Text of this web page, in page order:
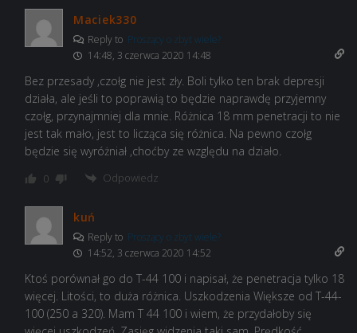
Maciek330
Reply to Proszący o zbyt wiele?
14:48, 3 czerwca 2020 14:48
Bez przesady ,czołg nie jest zły. Boli tylko ten brak depresji
działa, ale jeśli to poprawią to będzie naprawdę przyjemny
czołg, przynajmniej dla mnie. Różnica 18 mm penetracji to nie
jest tak mało, jest to licząca się różnica. Na pewno czołg
będzie się wyróżniał ,choćby ze względu na działo.
0 Odpowiedz
kuń
Reply to Proszący o zbyt wiele?
14:52, 3 czerwca 2020 14:52
Ktoś porównał go do T-44 100 i napisał, że penetracja tylko 18
więcej. Litości, to duża różnica. Uszkodzenia Większe od T-44-
100 (250 a 320). Mam T 44 100 i wiem, że przydałoby się